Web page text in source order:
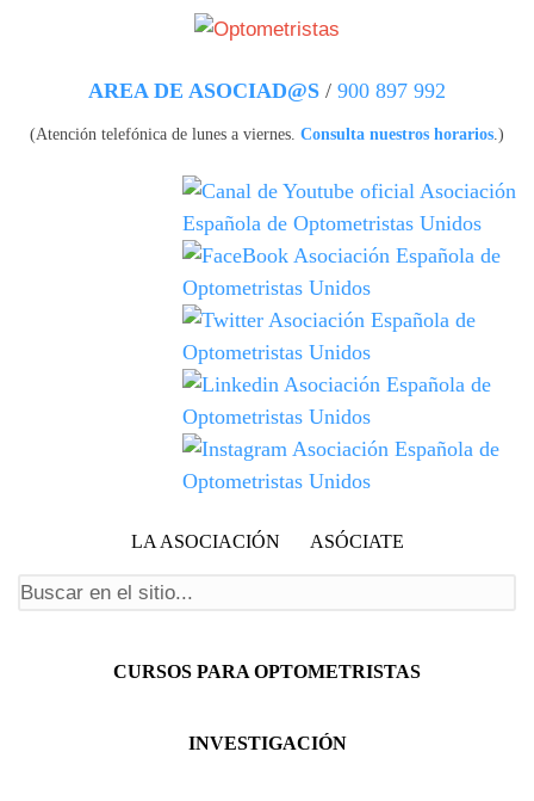
Pasar al contenido principal
AREA DE ASOCIAD@S / 900 897 992
(Atención telefónica de lunes a viernes. Consulta nuestros horarios.)
LA ASOCIACIÓN ASÓCIATE
Menú principal
CURSOS PARA OPTOMETRISTAS
INVESTIGACIÓN